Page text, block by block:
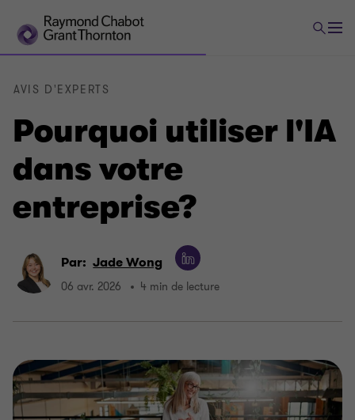
Pourquoi utiliser l'IA
dans votre
entreprise?
AVIS D'EXPERTS
Par: Jade Wong
06 avr. 2026 4 min de lecture